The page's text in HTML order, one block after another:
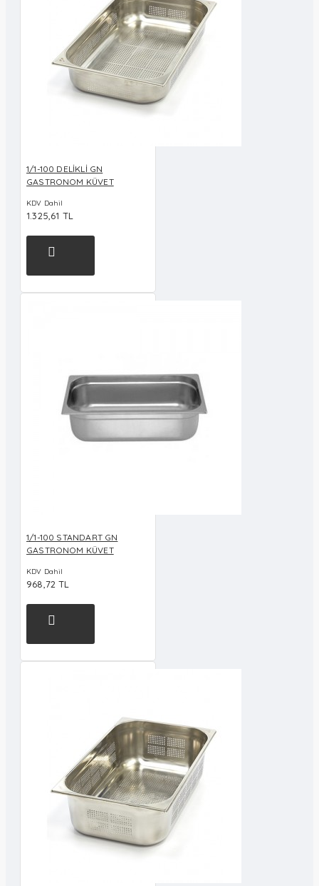
1/1-100 DELİKLİ GN
GASTRONOM KÜVET
KDV Dahil
1.325,61 TL
1/1-100 STANDART GN
GASTRONOM KÜVET
KDV Dahil
968,72 TL